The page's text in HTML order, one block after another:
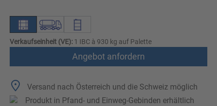
Verkaufseinheit (VE): 1 IBC à 930 kg auf Palette
Angebot anfordern
Versand nach Österreich und die Schweiz möglich
Produkt in Pfand- und Einweg-Gebinden erhältlich